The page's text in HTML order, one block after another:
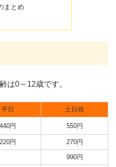
まとめ
は0～12歳です。
平日 土日祝
440円 550円
220円 270円
990円